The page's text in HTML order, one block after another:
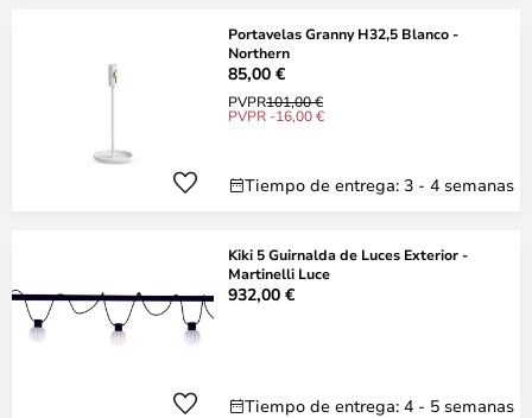
Portavelas Granny H32,5 Blanco -
Northern
85,00 €
PVPR101,00 €
PVPR -16,00 €
Tiempo de entrega: 3 - 4 semanas
Kiki 5 Guirnalda de Luces Exterior -
Martinelli Luce
932,00 €
Tiempo de entrega: 4 - 5 semanas